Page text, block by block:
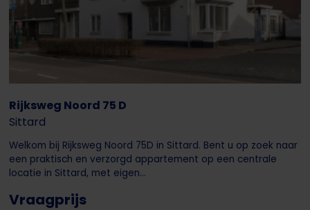
Rijksweg Noord 75 D
Sittard
Welkom bij Rijksweg Noord 75D in Sittard. Bent u op zoek naar
een praktisch en verzorgd appartement op een centrale
locatie in Sittard, met eigen...
Vraagprijs